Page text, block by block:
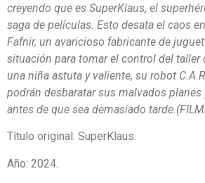
creyendo que es SuperKlaus, el
saga de películas. Esto desata el caos
Fafnir, un avaricioso fabricante de
situación para tomar el control del taller
una niña astuta y valiente, su robot
podrán desbaratar sus malvados planes
antes de que sea demasiado
Título original: SuperKlaus.
Año: 2024.